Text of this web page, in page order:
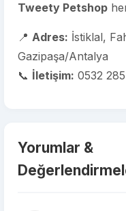
Tweety Petshop
📍 Adres: İstiklal,
Gazipaşa/Antalya
📞 İletişim: 0532
Yorumlar &